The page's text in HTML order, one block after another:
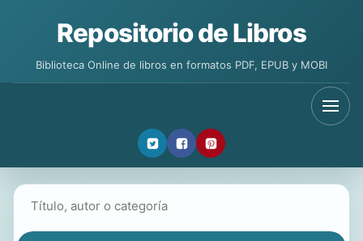
Repositorio de Libros
Biblioteca Online de libros en formatos PDF, EPUB y MOBI